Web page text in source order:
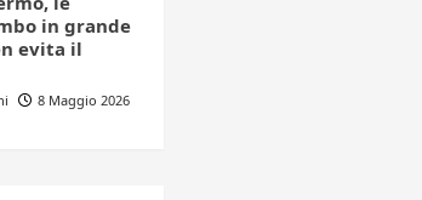
in grande
evita il
8 Maggio 2026